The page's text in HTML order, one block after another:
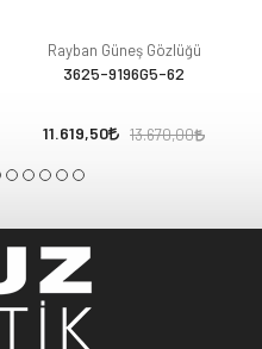
Rayban Güneş Gözlüğü
3625-9196G5-62
11.619,50 13.670,00